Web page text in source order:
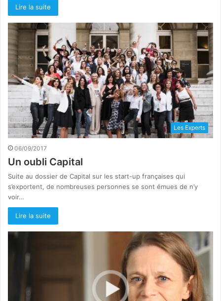
Lire la suite
Les Experts
06/09/2017
Un oubli Capital
Suite au dossier de Capital sur les start-up françaises qui
s’exportent, de nombreuses personnes se sont émues de n’y
voir…
Lire la suite